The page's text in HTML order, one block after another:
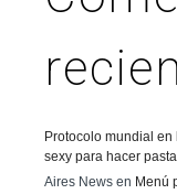
Protocolo mundial
sexy para hacer pasta
Aires News en Menú